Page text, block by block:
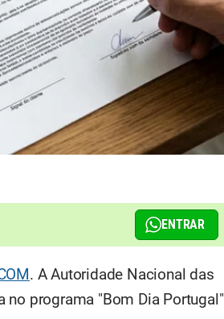
ENTRAR
. A Autoridade Nacional das
no programa "Bom Dia Portugal"